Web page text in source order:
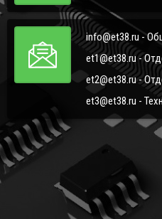
info@et38.ru -
et1@et38.ru -
et2@et38.ru -
et3@et38.ru -